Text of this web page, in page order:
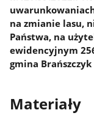
na zmianie lasu,
Państwa, na
ewidencyjnym
gmina Brańszczyk
Materiały